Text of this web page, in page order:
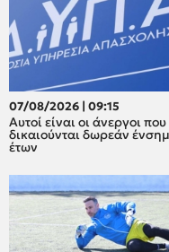
07/08/2026 | 09:15
Αυτοί είναι οι άνεργοι που
δικαιούνται δωρεάν
έτων